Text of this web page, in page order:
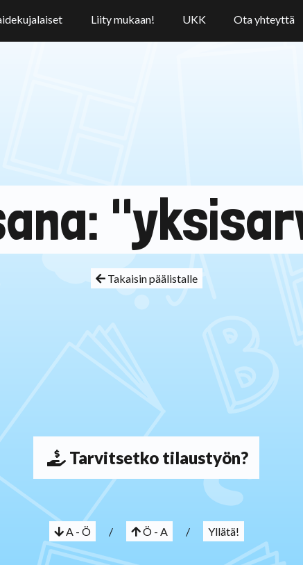
Liity mukaan! UKK Ota yhteyttä
Takaisin päälistalle
Tarvitsetko tilaustyön?
A - Ö / Ö - A / Yllätä!